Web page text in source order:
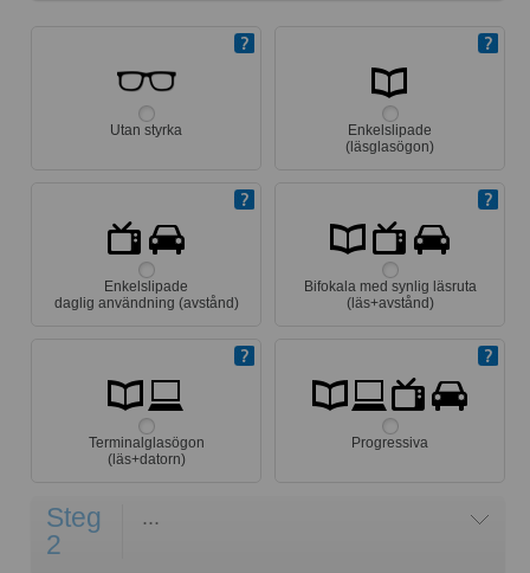
Utan styrka
Enkelslipade
(läsglasögon)
Enkelslipade
daglig användning (avstånd)
Bifokala med synlig läsruta
(läs+avstånd)
Terminalglasögon
(läs+datorn)
Progressiva
Steg
2
...